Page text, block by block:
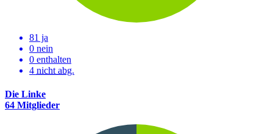
81 ja
0 nein
0 enthalten
4 nicht abg.
Die Linke
64 Mitglieder